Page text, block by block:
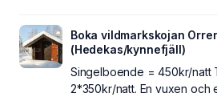
Boka vildmarkskojan
(Hedekas/kynnefjäll)
Singelboende = 450kr/natt
2*350kr/natt. En vuxen och